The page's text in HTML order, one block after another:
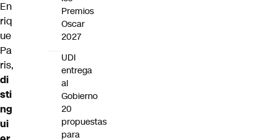
En
riq
ue
Pa
ris,
di
sti
ng
ui
Premios
Oscar
2027
UDI
entrega
al
Gobierno
20
propuestas
para